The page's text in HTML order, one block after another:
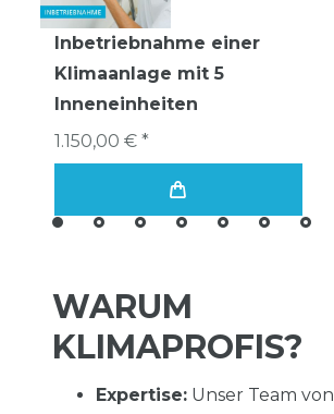
Inbetriebnahme einer
Klimaanlage mit 5
Inneneinheiten
1.150,00 € *
WARUM
KLIMAPROFIS?
Expertise: Unser Team von